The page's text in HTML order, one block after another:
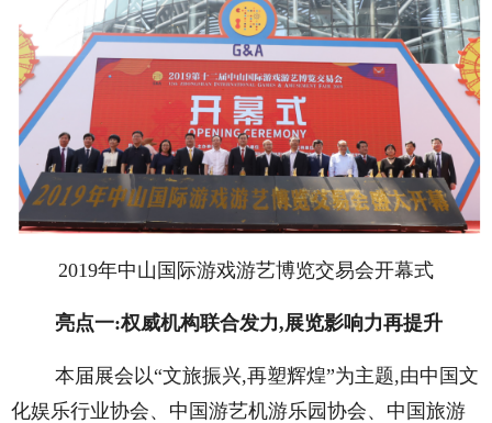
2019年中山国际游戏游艺博览交易会开幕式
亮点一:权威机构联合发力,展览影响力再提升
本届展会以“文旅振兴,再塑辉煌”为主题,由中国文
化娱乐行业协会、中国游艺机游乐园协会、中国旅游